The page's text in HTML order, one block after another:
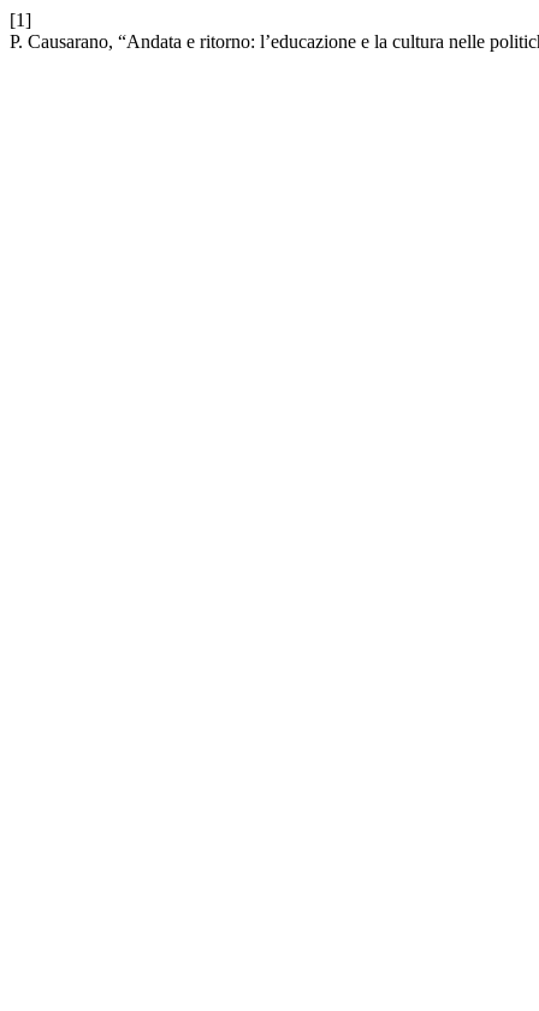
[1]
P. Causarano, “Andata e ritorno: l’educazione e la cultura nelle